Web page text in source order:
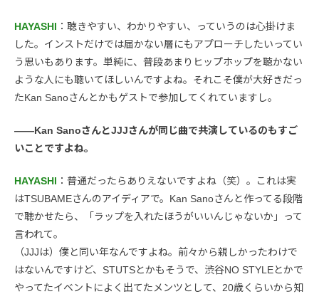
HAYASHI ：聴きやすい、わかりやすい、っていうのは心掛けま
した。インストだけでは届かない層にもアプローチしたいってい
う思いもあります。単純に、普段あまりヒップホップを聴かない
ような人にも聴いてほしいんですよね。それこそ僕が大好きだっ
たKan Sanoさんとかもゲストで参加してくれていますし。
――Kan SanoさんとJJJさんが同じ曲で共演しているのもすご
いことですよね。
HAYASHI ：普通だったらありえないですよね（笑）。これは実
はTSUBAMEさんのアイディアで。Kan Sanoさんと作ってる段階
で聴かせたら、「ラップを入れたほうがいいんじゃないか」って
言われて。
（JJJは）僕と同い年なんですよね。前々から親しかったわけで
はないんですけど、STUTSとかもそうで、渋谷NO STYLEとかで
やってたイベントによく出てたメンツとして、20歳くらいから知